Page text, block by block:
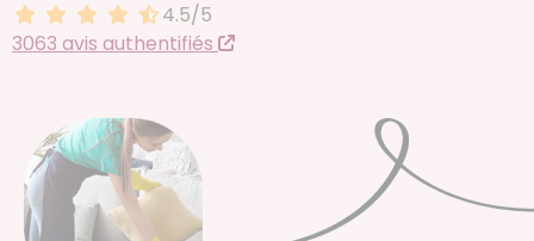
4.5 sur 5
4.5/5
3063 avis authentifiés